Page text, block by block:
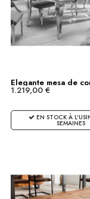
Elegante mesa de
1.219,00 €
EN STOCK À
SEMAINES